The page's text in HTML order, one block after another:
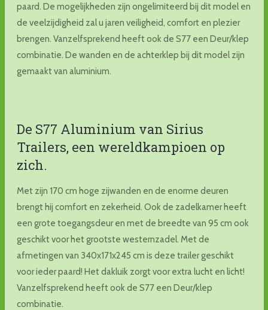
paard. De mogelijkheden zijn ongelimiteerd bij dit model en
de veelzijdigheid zal u jaren veiligheid, comfort en plezier
brengen. Vanzelfsprekend heeft ook de S77 een Deur/klep
combinatie. De wanden en de achterklep bij dit model zijn
gemaakt van aluminium.
De S77 Aluminium van Sirius
Trailers, een wereldkampioen op
zich.
Met zijn 170 cm hoge zijwanden en de enorme deuren
brengt hij comfort en zekerheid. Ook de zadelkamer heeft
een grote toegangs­deur en met de breedte van 95 cm ook
geschikt voor het grootste westernzadel. Met de
afmetingen van 340x171x245 cm is deze trailer geschikt
voor ieder paard! Het dakluik zorgt voor extra lucht en licht!
Vanzelfsprekend heeft ook de S77 een Deur/klep
combinatie.